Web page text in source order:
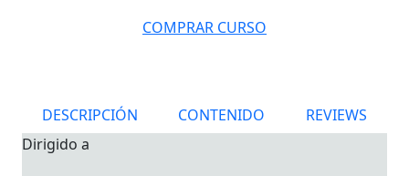
COMPRAR CURSO
DESCRIPCIÓN CONTENIDO
REVIEWS
Dirigido a